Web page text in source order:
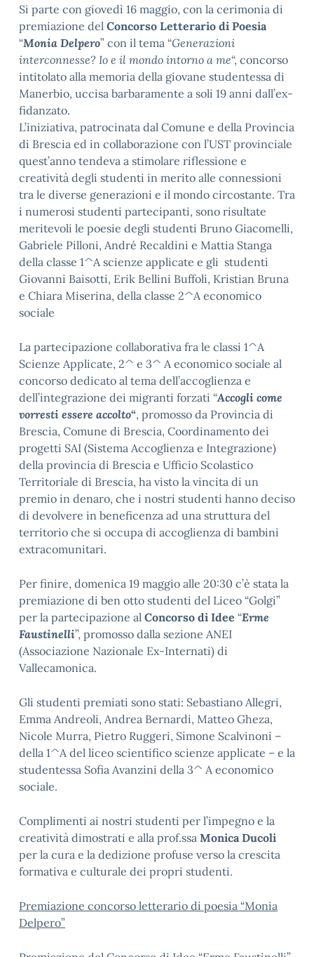
Si parte con giovedì 16 maggio, con la cerimonia di
premiazione del Concorso Letterario di Poesia
“Monia Delpero” con il tema “Generazioni
interconnesse? Io e il mondo intorno a me“, concorso
intitolato alla memoria della giovane studentessa di
Manerbio, uccisa barbaramente a soli 19 anni dall’ex-
fidanzato.
L’iniziativa, patrocinata dal Comune e della Provincia
di Brescia ed in collaborazione con l’UST provinciale
quest’anno tendeva a stimolare riflessione e
creatività degli studenti in merito alle connessioni
tra le diverse generazioni e il mondo circostante. Tra
i numerosi studenti partecipanti, sono risultate
meritevoli le poesie degli studenti Bruno Giacomelli,
Gabriele Pilloni, André Recaldini e Mattia Stanga
della classe 1^A scienze applicate e gli studenti
Giovanni Baisotti, Erik Bellini Buffoli, Kristian Bruna
e Chiara Miserina, della classe 2^A economico
sociale
La partecipazione collaborativa fra le classi 1^A
Scienze Applicate, 2^ e 3^ A economico sociale al
concorso dedicato al tema dell’accoglienza e
dell’integrazione dei migranti forzati “Accogli come
vorresti essere accolto“, promosso da Provincia di
Brescia, Comune di Brescia, Coordinamento dei
progetti SAI (Sistema Accoglienza e Integrazione)
della provincia di Brescia e Ufficio Scolastico
Territoriale di Brescia, ha visto la vincita di un
premio in denaro, che i nostri studenti hanno deciso
di devolvere in beneficenza ad una struttura del
territorio che si occupa di accoglienza di bambini
extracomunitari.
Per finire, domenica 19 maggio alle 20:30 c’è stata la
premiazione di ben otto studenti del Liceo “Golgi”
per la partecipazione al Concorso di Idee “Erme
Faustinelli”, promosso dalla sezione ANEI
(Associazione Nazionale Ex-Internati) di
Vallecamonica.
Gli studenti premiati sono stati: Sebastiano Allegri,
Emma Andreoli, Andrea Bernardi, Matteo Gheza,
Nicole Murra, Pietro Ruggeri, Simone Scalvinoni –
della 1^A del liceo scientifico scienze applicate – e la
studentessa Sofia Avanzini della 3^ A economico
sociale.
Complimenti ai nostri studenti per l’impegno e la
creatività dimostrati e alla prof.ssa Monica Ducoli
per la cura e la dedizione profuse verso la crescita
formativa e culturale dei propri studenti.
Premiazione concorso letterario di poesia “Monia
Delpero”